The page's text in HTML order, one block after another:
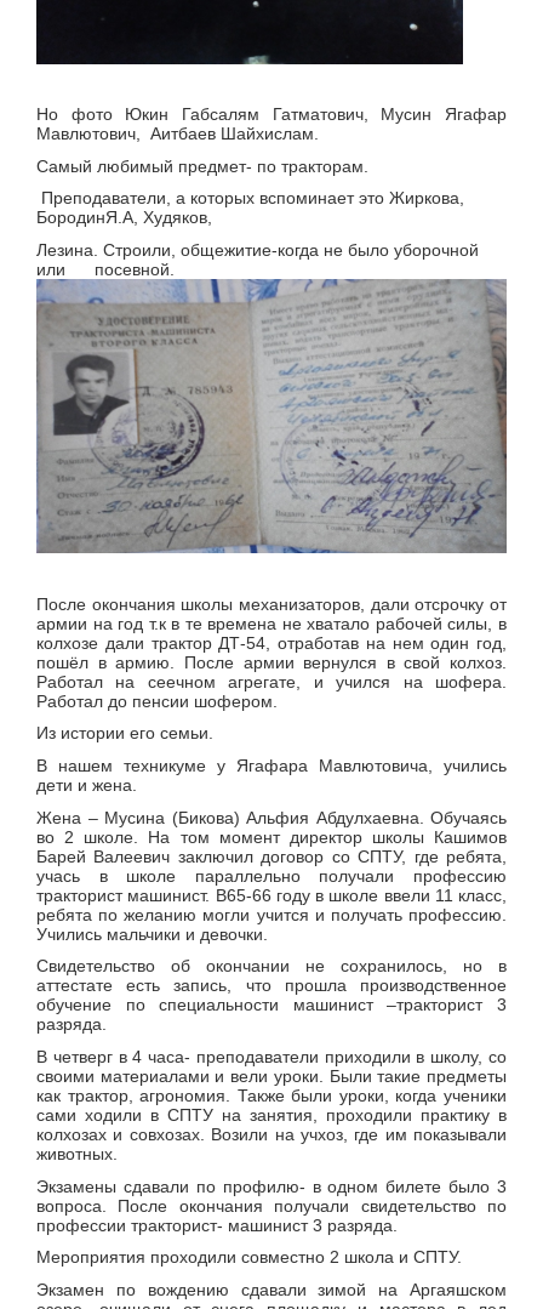
Но фото Юкин Габсалям Гатматович, Мусин Ягафар
Мавлютович, Аитбаев Шайхислам.
Самый любимый предмет- по тракторам.
Преподаватели, а которых вспоминает это Жиркова,
БородинЯ.А, Худяков,
Лезина. Строили, общежитие-когда не было уборочной
или посевной.
После окончания школы механизаторов, дали отсрочку от
армии на год т.к в те времена не хватало рабочей силы, в
колхозе дали трактор ДТ-54, отработав на нем один год,
пошёл в армию. После армии вернулся в свой колхоз.
Работал на сеечном агрегате, и учился на шофера.
Работал до пенсии шофером.
Из истории его семьи.
В нашем техникуме у Ягафара Мавлютовича, учились
дети и жена.
Жена – Мусина (Бикова) Альфия Абдулхаевна. Обучаясь
во 2 школе. На том момент директор школы Кашимов
Барей Валеевич заключил договор со СПТУ, где ребята,
учась в школе параллельно получали профессию
тракторист машинист. В65-66 году в школе ввели 11 класс,
ребята по желанию могли учится и получать профессию.
Учились мальчики и девочки.
Свидетельство об окончании не сохранилось, но в
аттестате есть запись, что прошла производственное
обучение по специальности машинист –тракторист 3
разряда.
В четверг в 4 часа- преподаватели приходили в школу, со
своими материалами и вели уроки. Были такие предметы
как трактор, агрономия. Также были уроки, когда ученики
сами ходили в СПТУ на занятия, проходили практику в
колхозах и совхозах. Возили на учхоз, где им показывали
животных.
Экзамены сдавали по профилю- в одном билете было 3
вопроса. После окончания получали свидетельство по
профессии тракторист- машинист 3 разряда.
Мероприятия проходили совместно 2 школа и СПТУ.
Экзамен по вождению сдавали зимой на Аргаяшском